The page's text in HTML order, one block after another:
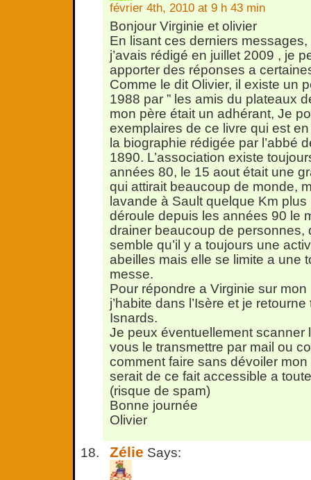
février 4th, 2010 at 9 h 43 min
Bonjour Virginie et olivier
En lisant ces derniers
j’avais rédigé en juillet 2009 , je
apporter des réponses a
Comme le dit Olivier, il existe un
1988 par ” les amis du plateaux
mon père était un adhérant, Je
exemplaires de ce livre qui est
la biographie rédigée par l’abbé
1890. L’association existe
années 80, le 15 aout était une
qui attirait beaucoup de monde,
lavande à Sault quelque Km plus
déroule depuis les années 90 le
drainer beaucoup de personnes,
semble qu’il y a toujours une
abeilles mais elle se limite a une
messe.
Pour répondre a Virginie sur
j’habite dans l’Isère et je
Isnards.
Je peux éventuellement scanner
vous le transmettre par mail ou
comment faire sans dévoiler
serait de ce fait accessible a
(risque de spam)
Bonne journée
Olivier
Zélie Says: